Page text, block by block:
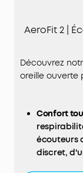
AeroFit 2 |
Découvrez
oreille ouverte
Confort
écouteurs
discret,